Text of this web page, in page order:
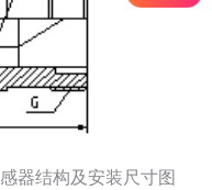
器结构及安装尺寸图